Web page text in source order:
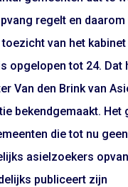
regelt en daarom
van het kabinet
opgelopen tot 24. Dat
Van den Brink van
bekendgemaakt. Het
die tot nu
asielzoekers
publiceert zijn